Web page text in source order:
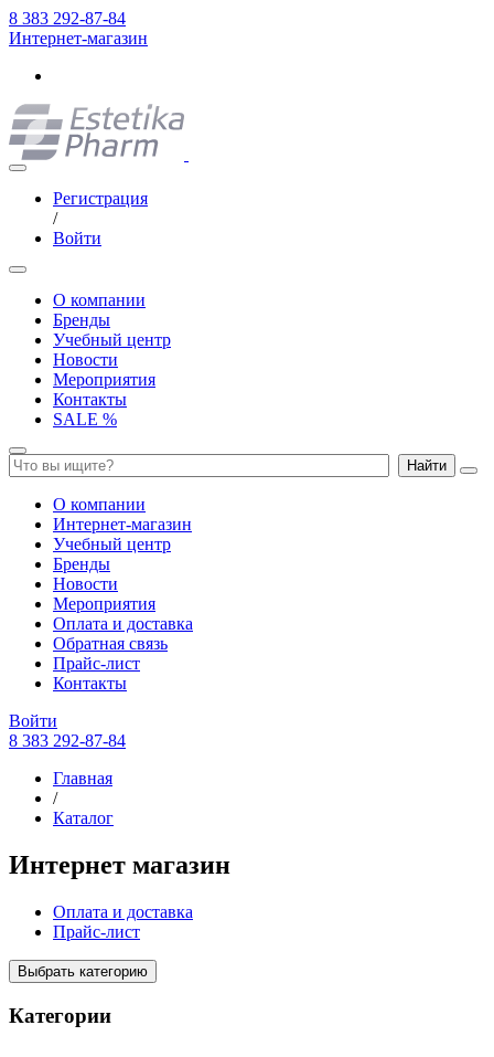
8 383 292-87-84
Интернет-магазин
Регистрация
/
Войти
О компании
Бренды
Учебный центр
Новости
Мероприятия
Контакты
SALE %
Найти
О компании
Интернет-магазин
Учебный центр
Бренды
Новости
Мероприятия
Оплата и доставка
Обратная связь
Прайс-лист
Контакты
Войти
8 383 292-87-84
Главная
/
Каталог
Интернет магазин
Оплата и доставка
Прайс-лист
Выбрать категорию
Категории